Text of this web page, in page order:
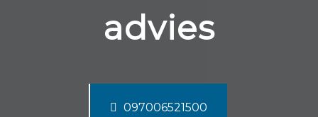
advies
097006521500